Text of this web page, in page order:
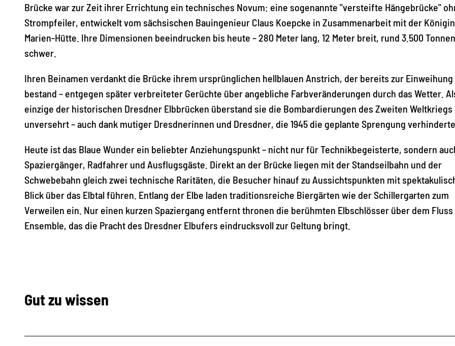
Brücke war zur Zeit ihrer Errichtung ein technisches Novum: eine sogenannte "versteifte Hängebrücke"
Strompfeiler, entwickelt vom sächsischen Bauingenieur Claus Koepcke in Zusammenarbeit mit der
Marien-Hütte. Ihre Dimensionen beeindrucken bis heute – 280 Meter lang, 12 Meter breit, rund 3.500 Tonnen
schwer.
Ihren Beinamen verdankt die Brücke ihrem ursprünglichen hellblauen Anstrich, der bereits zur Einweihung
bestand – entgegen später verbreiteter Gerüchte über angebliche Farbveränderungen durch das Wetter.
einzige der historischen Dresdner Elbbrücken überstand sie die Bombardierungen des Zweiten Weltkriegs
unversehrt – auch dank mutiger Dresdnerinnen und Dresdner, die 1945 die geplante Sprengung
Heute ist das Blaue Wunder ein beliebter Anziehungspunkt – nicht nur für Technikbegeisterte, sondern
Spaziergänger, Radfahrer und Ausflugsgäste. Direkt an der Brücke liegen mit der Standseilbahn und der
Schwebebahn gleich zwei technische Raritäten, die Besucher hinauf zu Aussichtspunkten mit
Blick über das Elbtal führen. Entlang der Elbe laden traditionsreiche Biergärten wie der Schillergarten zum
Verweilen ein. Nur einen kurzen Spaziergang entfernt thronen die berühmten Elbschlösser über dem Fluss
Ensemble, das die Pracht des Dresdner Elbufers eindrucksvoll zur Geltung bringt.
Gut zu wissen